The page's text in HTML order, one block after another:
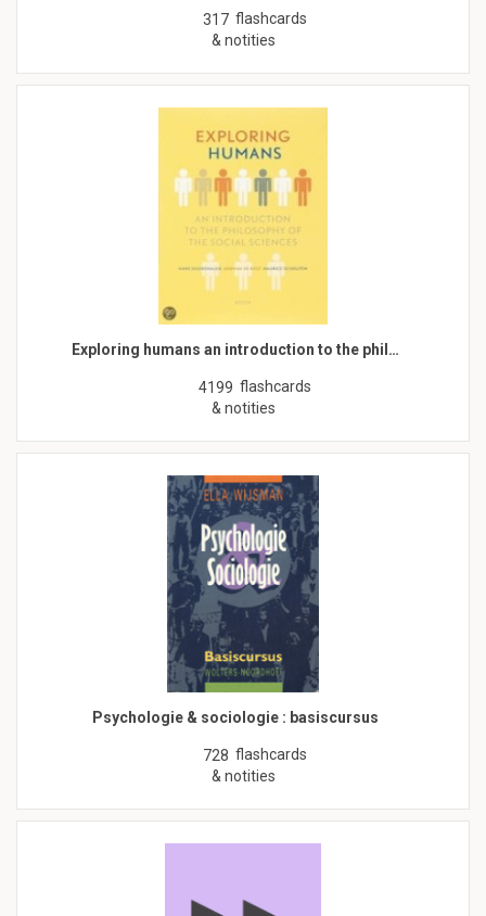
317 flashcards
& notities
Exploring humans an introduction to the phil…
4199 flashcards
& notities
Psychologie & sociologie : basiscursus
728 flashcards
& notities